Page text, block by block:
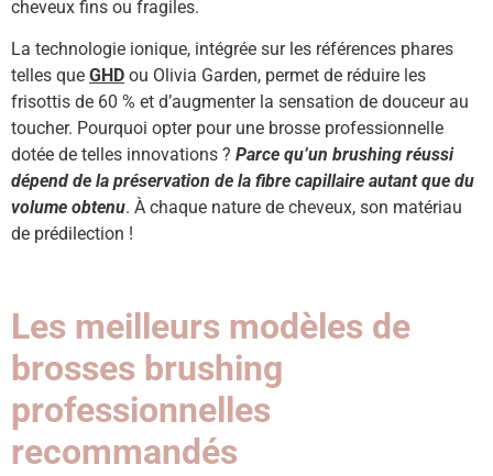
cheveux fins ou fragiles.
La technologie ionique, intégrée sur les références phares
telles que GHD ou Olivia Garden, permet de réduire les
frisottis de 60 % et d’augmenter la sensation de douceur au
toucher. Pourquoi opter pour une brosse professionnelle
dotée de telles innovations ? Parce qu’un brushing réussi
dépend de la préservation de la fibre capillaire autant que du
volume obtenu. À chaque nature de cheveux, son matériau
de prédilection !
Les meilleurs modèles de
brosses brushing
professionnelles
recommandés